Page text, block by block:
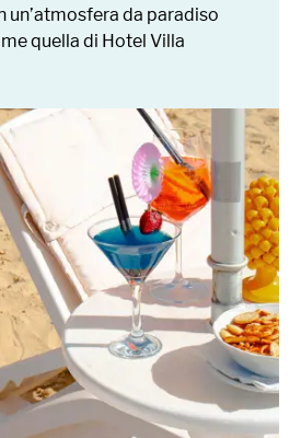
un’atmosfera da paradiso
quella di Hotel Villa